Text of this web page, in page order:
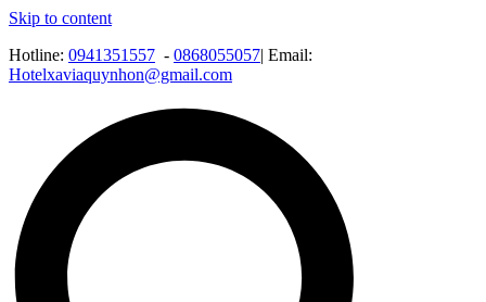
Skip to content
Hotline: 0941351557 - 0868055057| Email:
Hotelxaviaquynhon@gmail.com